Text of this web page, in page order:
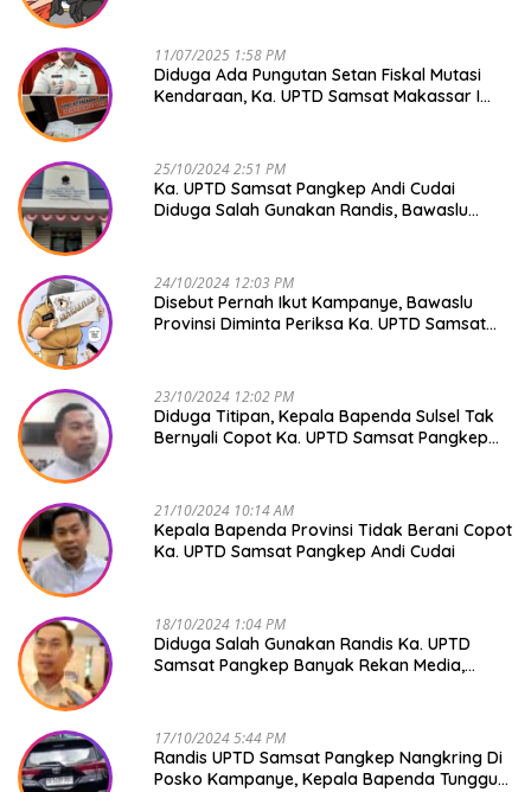
11/07/2025 1:58 PM
Diduga Ada Pungutan Setan Fiskal Mutasi
Kendaraan, Ka. UPTD Samsat Makassar I
25/10/2024 2:51 PM
Ka. UPTD Samsat Pangkep Andi Cudai
Diduga Salah Gunakan Randis, Bawaslu
24/10/2024 12:03 PM
Disebut Pernah Ikut Kampanye, Bawaslu
Provinsi Diminta Periksa Ka. UPTD Samsat
23/10/2024 12:02 PM
Diduga Titipan, Kepala Bapenda Sulsel Tak
Bernyali Copot Ka. UPTD Samsat Pangkep
21/10/2024 10:14 AM
Kepala Bapenda Provinsi Tidak Berani Copot
Ka. UPTD Samsat Pangkep Andi Cudai
18/10/2024 1:04 PM
Diduga Salah Gunakan Randis Ka. UPTD
Samsat Pangkep Banyak Rekan Media,
17/10/2024 5:44 PM
Randis UPTD Samsat Pangkep Nangkring Di
Posko Kampanye, Kepala Bapenda Tunggu